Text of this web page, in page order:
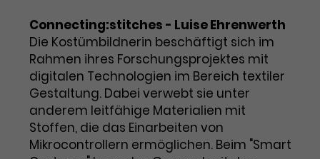
Connecting:stitches - Luise Ehrenwerth
Die Kostümbildnerin beschäftigt sich im
Rahmen ihres Forschungsprojektes mit
digitalen Technologien im Bereich textiler
Gestaltung. Dabei verwebt sie unter
anderem leitfähige Materialien mit
Stoffen, die das Einarbeiten von
Mikrocontrollern ermöglichen. Beim "Smart